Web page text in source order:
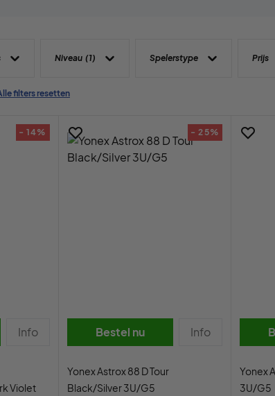
Niveau (1) Spelerstype Prijs
filters resetten
- 14%
Info
Violet
- 25%
Bestel nu Info
Yonex Astrox 88 D Tour
Black/Silver 3U/G5
Yonex
3U/G5